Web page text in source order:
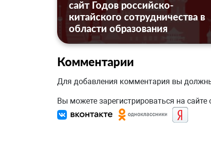
сайт Годов российско-
китайского сотрудничества в
области образования
Комментарии
Для добавления комментария вы
Вы можете зарегистрироваться на